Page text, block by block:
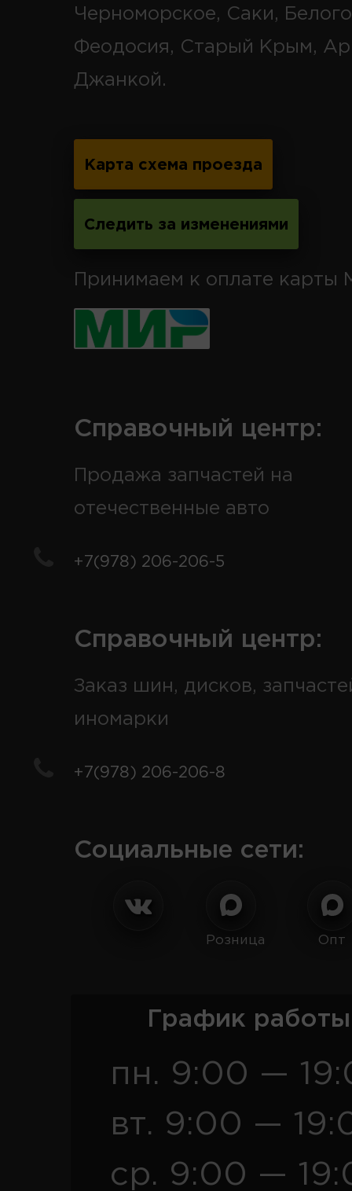
Черноморское, Саки,
Феодосия, Старый Крым,
Джанкой.
Карта схема проезда
Следить за изменениями
Принимаем к оплате карты
Справочный центр:
Продажа запчастей на
отечественные авто
+7(978) 206-206-5
Справочный центр:
Заказ шин, дисков,
иномарки
+7(978) 206-206-8
Социальные сети:
Розница Опт
График
пн. 9:00 —
вт. 9:00 —
ср. 9:00 —